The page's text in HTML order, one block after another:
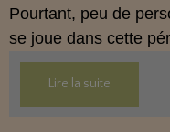
Pourtant, peu de
se joue dans cette
Lire la suite